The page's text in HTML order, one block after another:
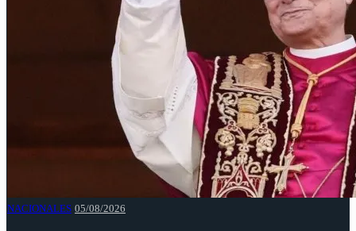
NACIONALES 05/08/2026